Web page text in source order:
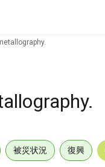
被災状況 復興